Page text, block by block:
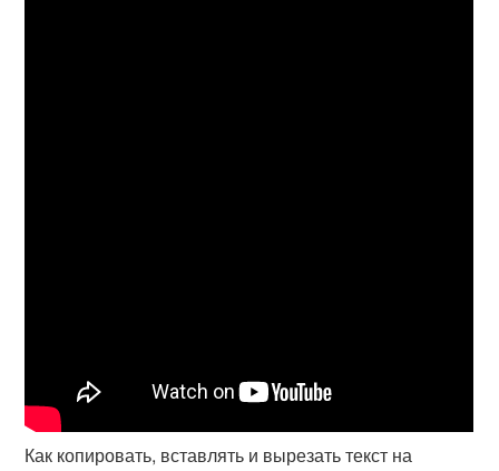
Как копировать, вставлять и вырезать текст на